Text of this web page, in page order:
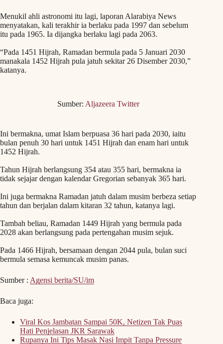
Menukil ahli astronomi itu lagi, laporan Alarabiya News
menyatakan, kali terakhir ia berlaku pada 1997 dan sebelum
itu pada 1965. Ia dijangka berlaku lagi pada 2063.
“Pada 1451 Hijrah, Ramadan bermula pada 5 Januari 2030
manakala 1452 Hijrah pula jatuh sekitar 26 Disember 2030,”
katanya.
Sumber: Aljazeera Twitter
Ini bermakna, umat Islam berpuasa 36 hari pada 2030, iaitu
bulan penuh 30 hari untuk 1451 Hijrah dan enam hari untuk
1452 Hijrah.
Tahun Hijrah berlangsung 354 atau 355 hari, bermakna ia
tidak sejajar dengan kalendar Gregorian sebanyak 365 hari.
Ini juga bermakna Ramadan jatuh dalam musim berbeza setiap
tahun dan berjalan dalam kitaran 32 tahun, katanya lagi.
Tambah beliau, Ramadan 1449 Hijrah yang bermula pada
2028 akan berlangsung pada pertengahan musim sejuk.
Pada 1466 Hijrah, bersamaan dengan 2044 pula, bulan suci
bermula semasa kemuncak musim panas.
Sumber : Agensi berita/SU/im
Baca juga:
Viral Kos Jambatan Sampai 50K, Netizen Tak Puas
Hati Penjelasan JKR Sarawak
Rupanya Ini Tips Masak Nasi Impit Tanpa Pressure